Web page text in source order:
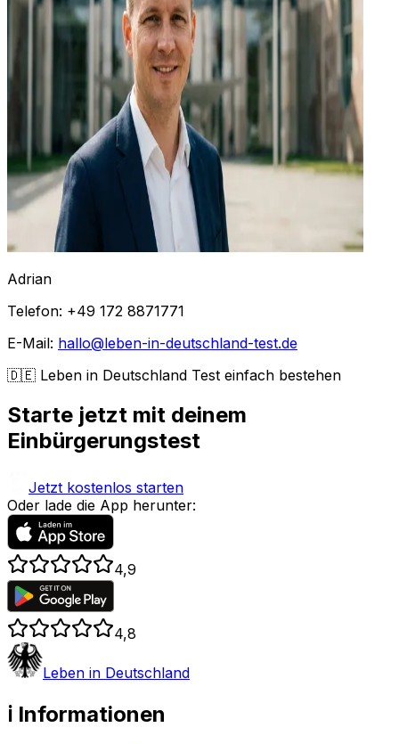
Adrian
Telefon: +49 172 8871771
E-Mail: hallo@leben-in-deutschland-test.de
🇩🇪 Leben in Deutschland Test einfach bestehen
Starte jetzt mit deinem
Einbürgerungstest
Jetzt kostenlos starten
Oder lade die App herunter:
4,9
4,8
Leben in Deutschland
ℹ️ Informationen